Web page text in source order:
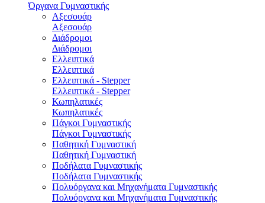
Όργανα Γυμναστικής
Αξεσουάρ
Αξεσουάρ
Διάδρομοι
Διάδρομοι
Ελλειπτικά
Ελλειπτικά
Ελλειπτικά - Stepper
Ελλειπτικά - Stepper
Κωπηλατικές
Κωπηλατικές
Πάγκοι Γυμναστικής
Πάγκοι Γυμναστικής
Παθητική Γυμναστική
Παθητική Γυμναστική
Ποδήλατα Γυμναστικής
Ποδήλατα Γυμναστικής
Πολυόργανα και Μηχανήματα Γυμναστικής
Πολυόργανα και Μηχανήματα Γυμναστικής